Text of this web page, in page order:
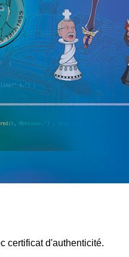
certificat d'authenticité.